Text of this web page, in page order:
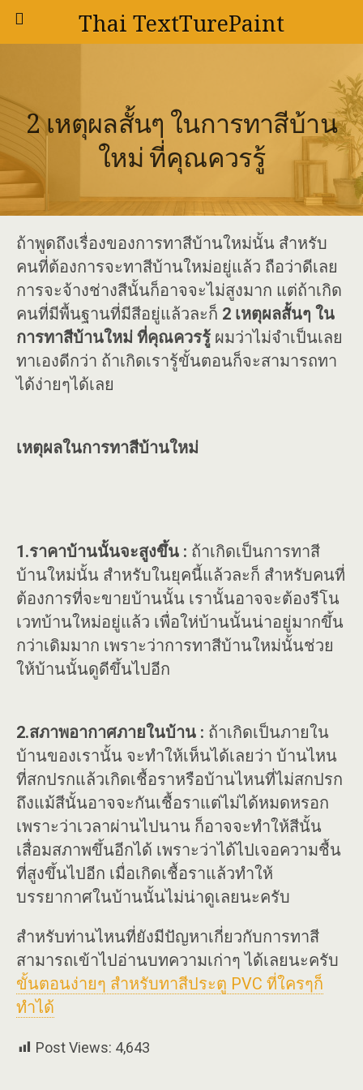
Thai TextTurePaint
2 เหตุผลสั้นๆ ในการทาสีบ้าน
ใหม่ ที่คุณควรรู้
ถ้าพูดถึงเรื่องของการทาสีบ้านใหม่นั้น สำหรับ
คนที่ต้องการจะทาสีบ้านใหม่อยู่แล้ว ถือว่าดีเลย
การจะจ้างช่างสีนั้นก็อาจจะไม่สูงมาก แต่ถ้าเกิด
คนที่มีพื้นฐานที่มีสีอยู่แล้วละก็ 2 เหตุผลสั้นๆ ใน
การทาสีบ้านใหม่ ที่คุณควรรู้ ผมว่าไม่จำเป็นเลย
ทาเองดีกว่า ถ้าเกิดเรารู้ขั้นตอนก็จะสามารถทา
ได้ง่ายๆได้เลย
เหตุผลในการทาสีบ้านใหม่
1.ราคาบ้านนั้นจะสูงขึ้น : ถ้าเกิดเป็นการทาสี
บ้านใหม่นั้น สำหรับในยุคนี้แล้วละก็ สำหรับคนที่
ต้องการที่จะขายบ้านนั้น เรานั้นอาจจะต้องรีโน
เวทบ้านใหม่อยู่แล้ว เพื่อให่บ้านนั้นน่าอยู่มากขึ้น
กว่าเดิมมาก เพราะว่าการทาสีบ้านใหม่นั้นช่วย
ให้บ้านนั้นดูดีขึ้นไปอีก
2.สภาพอากาศภายในบ้าน : ถ้าเกิดเป็นภายใน
บ้านของเรานั้น จะทำให้เห็นได้เลยว่า บ้านไหน
ที่สกปรกแล้วเกิดเชื้อราหรือบ้านไหนที่ไม่สกปรก
ถึงแม้สีนั้นอาจจะกันเชื้อราแต่ไม่ได้หมดหรอก
เพราะว่าเวลาผ่านไปนาน ก็อาจจะทำให้สีนั้น
เสื่อมสภาพขึ้นอีกได้ เพราะว่าได้ไปเจอความชื้น
ที่สูงขึ้นไปอีก เมื่อเกิดเชื้อราแล้วทำให้
บรรยากาศในบ้านนั้นไม่น่าดูเลยนะครับ
สำหรับท่านไหนที่ยังมีปัญหาเกี่ยวกับการทาสี
สามารถเข้าไปอ่านบทความเก่าๆ ได้เลยนะครับ
ขั้นตอนง่ายๆ สำหรับทาสีประตู PVC ที่ใครๆก็
ทำได้
Post Views: 4,643